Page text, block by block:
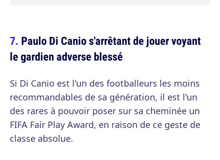
Paulo Di Canio s'arrêtant de jouer voyant
le gardien adverse blessé
Si Di Canio est l'un des footballeurs les moins
recommandables de sa génération, il est l'un
des rares à pouvoir poser sur sa cheminée un
FIFA Fair Play Award, en raison de ce geste de
classe absolue.